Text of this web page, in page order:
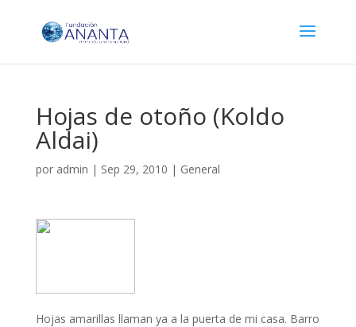
Hojas de otoño (Koldo
Aldai)
por admin | Sep 29, 2010 | General
Hojas amarillas llaman ya a la puerta de mi casa. Barro